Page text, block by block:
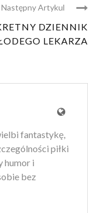
Następny Artykul
DZIENNIK
LEKARZA
fantastykę,
piłki
humor i
bez